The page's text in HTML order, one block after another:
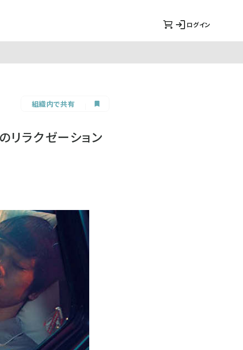
ログイン
組織内で共有
リラクゼーション